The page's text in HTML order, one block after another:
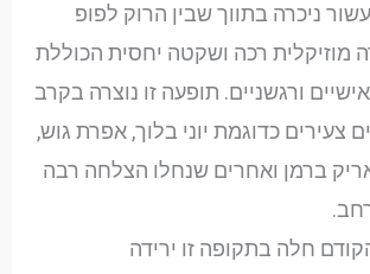
ניכרה בתווך שבין הרוק לפופ
מוזיקלית רכה ושקטה יחסית הכוללת
ורגשניים. תופעה זו נוצרה בקרב
צעירים כדוגמת יוני בלוך, אפרת גוש,
ברמן ואחרים שנחלו הצלחה רבה
חלה בתקופה זו ירידה